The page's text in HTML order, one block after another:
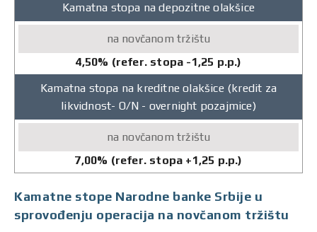
Kamatna stopa na depozitne olakšice
4,50% (refer. stopa -1,25 p.p.)
Kamatna stopa na kreditne olakšice (kredit za
likvidnost- O/N - overnight pozajmice)
7,00% (refer. stopa +1,25 p.p.)
Kamatne stope Narodne banke Srbije u
sprovođenju operacija na novčanom tržištu